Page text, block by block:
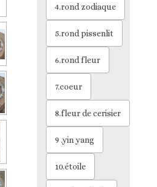
4.rond zodiaque
5.rond pissenlit
6.rond fleur
7.coeur
8.fleur de cerisier
9 .yin yang
10.étoile